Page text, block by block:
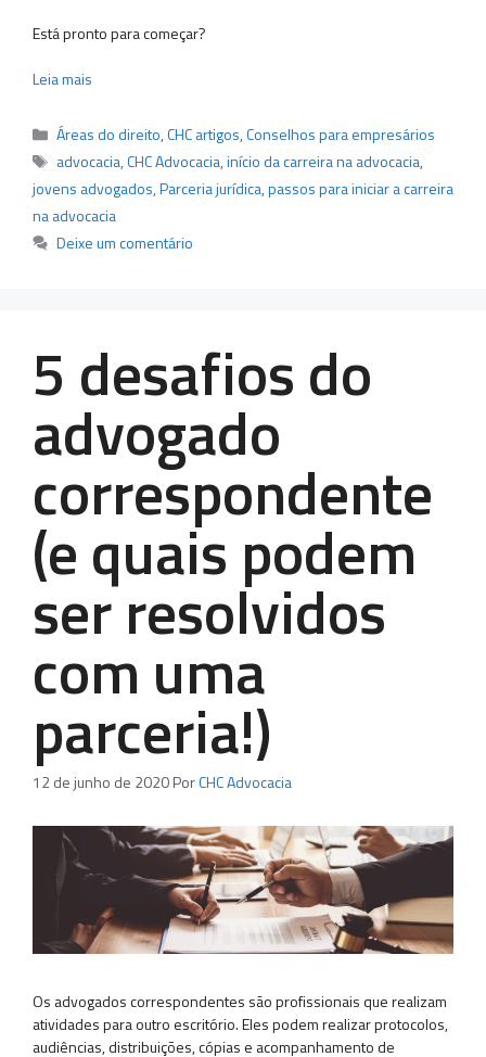
Está pronto para começar?
Leia mais
Categorias
Áreas do direito,CHC artigos,Conselhos para empresários
Tags
advocacia,CHC Advocacia,início da carreira na advocacia,
jovens advogados,Parceria jurídica,passos para iniciar a carreira
na advocacia
Deixe um comentário
5 desafios do
advogado
correspondente
(e quais podem
ser resolvidos
com uma
parceria!)
12 de junho de 2020PorCHC Advocacia
Os advogados correspondentes são profissionais que realizam
atividades para outro escritório. Eles podem realizar protocolos,
audiências, distribuições, cópias e acompanhamento de